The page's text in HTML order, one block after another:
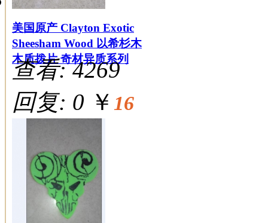
美国原产 Clayton Exotic
Sheesham Wood 以希杉木
木质拨片 奇材异质系列
查看: 4269
回复: 0 ￥ 16